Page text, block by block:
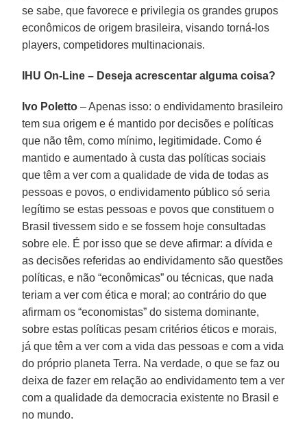
se sabe, que favorece e privilegia os grandes grupos
econômicos de origem brasileira, visando torná-los
players, competidores multinacionais.
IHU On-Line – Deseja acrescentar alguma coisa?
Ivo Poletto – Apenas isso: o endividamento brasileiro
tem sua origem e é mantido por decisões e políticas
que não têm, como mínimo, legitimidade. Como é
mantido e aumentado à custa das políticas sociais
que têm a ver com a qualidade de vida de todas as
pessoas e povos, o endividamento público só seria
legítimo se estas pessoas e povos que constituem o
Brasil tivessem sido e se fossem hoje consultadas
sobre ele. É por isso que se deve afirmar: a dívida e
as decisões referidas ao endividamento são questões
políticas, e não “econômicas” ou técnicas, que nada
teriam a ver com ética e moral; ao contrário do que
afirmam os “economistas” do sistema dominante,
sobre estas políticas pesam critérios éticos e morais,
já que têm a ver com a vida das pessoas e com a vida
do próprio planeta Terra. Na verdade, o que se faz ou
deixa de fazer em relação ao endividamento tem a ver
com a qualidade da democracia existente no Brasil e
no mundo.